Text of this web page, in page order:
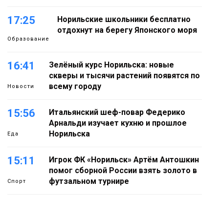
17:25
Образование
Норильские школьники бесплатно
отдохнут на берегу Японского моря
16:41
Новости
Зелёный курс Норильска: новые
скверы и тысячи растений появятся по
всему городу
15:56
Еда
Итальянский шеф-повар Федерико
Арнальди изучает кухню и прошлое
Норильска
15:11
Спорт
Игрок ФК «Норильск» Артём Антошкин
помог сборной России взять золото в
футзальном турнире